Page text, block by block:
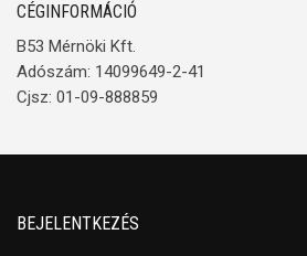
CÉGINFORMÁCIÓ
B53 Mérnöki Kft.
Adószám: 14099649-2-41
Cjsz: 01-09-888859
BEJELENTKEZÉS